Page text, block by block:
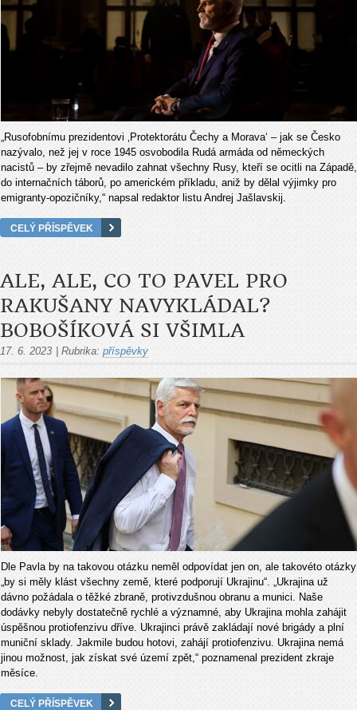
„Rusofobnímu prezidentovi ‚Protektorátu Čechy a Morava‘ – jak se Česko
nazývalo, než jej v roce 1945 osvobodila Rudá armáda od německých
nacistů – by zřejmě nevadilo zahnat všechny Rusy, kteří se ocitli na Západě,
do internačních táborů, po americkém příkladu, aniž by dělal výjimky pro
emigranty-opozičníky,“ napsal redaktor listu Andrej Jašlavskij.
CELÝ PŘÍSPĚVEK
ALE, ALE, CO TO PAVEL PRO
RAKUŠANY NAVYKLÁDAL?
BOBOŠÍKOVÁ SI VŠIMLA
17. 6. 2023 Rubrika: příspěvky
Dle Pavla by na takovou otázku neměl odpovídat jen on, ale takovéto otázky
„by si měly klást všechny země, které podporují Ukrajinu“. „Ukrajina už
dávno požádala o těžké zbraně, protivzdušnou obranu a munici. Naše
dodávky nebyly dostatečně rychlé a významné, aby Ukrajina mohla zahájit
úspěšnou protiofenzivu dříve. Ukrajinci právě zakládají nové brigády a plní
muniční sklady. Jakmile budou hotovi, zahájí protiofenzivu. Ukrajina nemá
jinou možnost, jak získat své území zpět,“ poznamenal prezident zkraje
měsíce.
CELÝ PŘÍSPĚVEK